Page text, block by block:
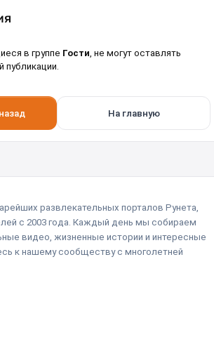
в группе Гости, не могут оставлять
публикации.
На главную
развлекательных порталов Рунета,
с 2003 года. Каждый день мы собираем
видео, жизненные истории и интересные
к нашему сообществу с многолетней